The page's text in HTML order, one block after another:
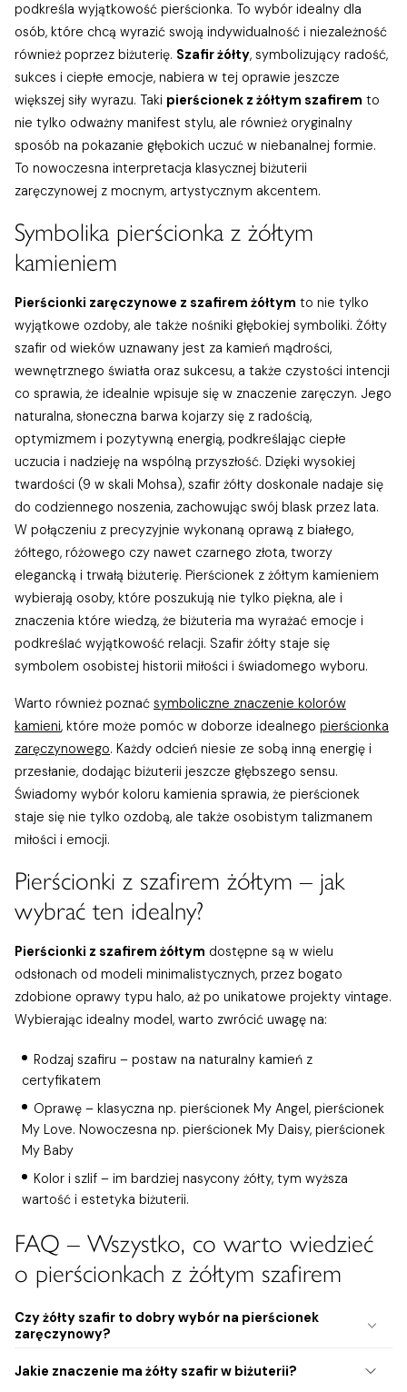
podkreśla wyjątkowość pierścionka. To wybór idealny dla
osób, które chcą wyrazić swoją indywidualność i niezależność
również poprzez biżuterię. Szafir żółty, symbolizujący radość,
sukces i ciepłe emocje, nabiera w tej oprawie jeszcze
większej siły wyrazu. Taki pierścionek z żółtym szafirem to
nie tylko odważny manifest stylu, ale również oryginalny
sposób na pokazanie głębokich uczuć w niebanalnej formie.
To nowoczesna interpretacja klasycznej biżuterii
zaręczynowej z mocnym, artystycznym akcentem.
Symbolika pierścionka z żółtym
kamieniem
Pierścionki zaręczynowe z szafirem żółtym to nie tylko
wyjątkowe ozdoby, ale także nośniki głębokiej symboliki. Żółty
szafir od wieków uznawany jest za kamień mądrości,
wewnętrznego światła oraz sukcesu, a także czystości intencji
co sprawia, że idealnie wpisuje się w znaczenie zaręczyn. Jego
naturalna, słoneczna barwa kojarzy się z radością,
optymizmem i pozytywną energią, podkreślając ciepłe
uczucia i nadzieję na wspólną przyszłość. Dzięki wysokiej
twardości (9 w skali Mohsa), szafir żółty doskonale nadaje się
do codziennego noszenia, zachowując swój blask przez lata.
W połączeniu z precyzyjnie wykonaną oprawą z białego,
żółtego, różowego czy nawet czarnego złota, tworzy
elegancką i trwałą biżuterię. Pierścionek z żółtym kamieniem
wybierają osoby, które poszukują nie tylko piękna, ale i
znaczenia które wiedzą, że biżuteria ma wyrażać emocje i
podkreślać wyjątkowość relacji. Szafir żółty staje się
symbolem osobistej historii miłości i świadomego wyboru.
Warto również poznać symboliczne znaczenie kolorów
kamieni, które może pomóc w doborze idealnego pierścionka
zaręczynowego. Każdy odcień niesie ze sobą inną energię i
przesłanie, dodając biżuterii jeszcze głębszego sensu.
Świadomy wybór koloru kamienia sprawia, że pierścionek
staje się nie tylko ozdobą, ale także osobistym talizmanem
miłości i emocji.
Pierścionki z szafirem żółtym – jak
wybrać ten idealny?
Pierścionki z szafirem żółtym dostępne są w wielu
odsłonach od modeli minimalistycznych, przez bogato
zdobione oprawy typu halo, aż po unikatowe projekty vintage.
Wybierając idealny model, warto zwrócić uwagę na:
Rodzaj szafiru – postaw na naturalny kamień z
certyfikatem
Oprawę – klasyczna np.pierścionek My Angel,pierścionek
My Love. Nowoczesna np. pierścionek My Daisy, pierścionek
My Baby
Kolor i szlif – im bardziej nasycony żółty, tym wyższa
wartość i estetyka biżuterii.
FAQ – Wszystko, co warto wiedzieć
o pierścionkach z żółtym szafirem
Czy żółty szafir to dobry wybór na pierścionek
zaręczynowy?
Tak, żółty szafir to doskonały wybór na pierścionek
zaręczynowy, szczególnie dla osób ceniących indywidualność i
Jakie znaczenie ma żółty szafir w biżuterii?